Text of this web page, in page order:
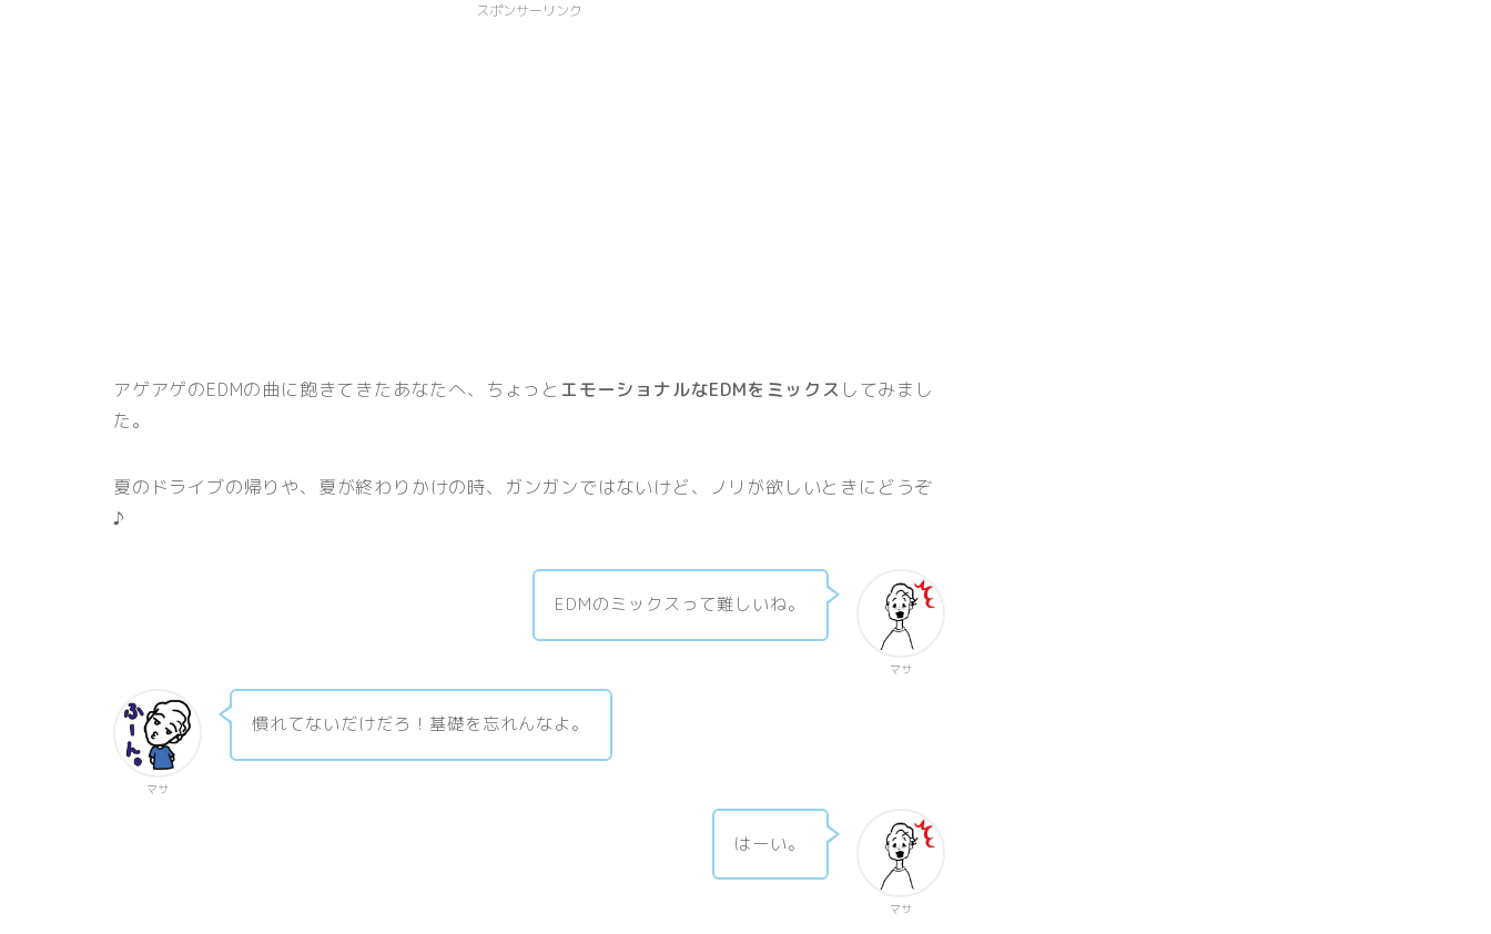
スポンサーリンク
アゲアゲのEDMの曲に飽きてきたあなたへ、ちょっと エモーショナルなEDMをミックス してみまし
た。
夏のドライブの帰りや、夏が終わりかけの時、ガンガンではないけど、ノリが欲しいときにどうぞ
♪
マサ
EDMのミックスって難しいね。
マサ
慣れてないだけだろ！基礎を忘れんなよ。
マサ
はーい。